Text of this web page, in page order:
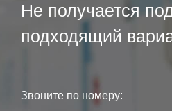
Не получается
подходящий
Звоните по номеру: